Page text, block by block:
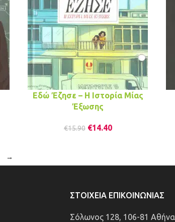
Εδώ Έζησε – Η Ιστορία Μίας
Έξωσης
€15.90 €14.40
→
ΣΤΟΙΧΕΊΑ ΕΠΙΚΟΙΝΩΝΊΑΣ
Σόλωνος 128, 106-81 Αθήνα